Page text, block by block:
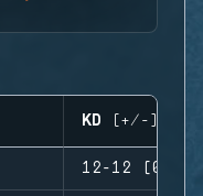
KD (+/-)
12-12 (0)